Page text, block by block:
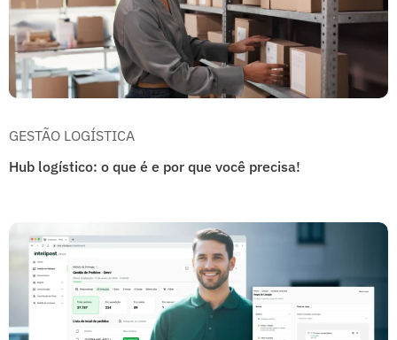
GESTÃO LOGÍSTICA
Hub logístico: o que é e por que você precisa!